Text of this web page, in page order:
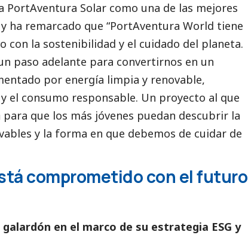
Solar como una de las mejores
ha remarcado que “PortAventura World tiene
con la sostenibilidad y el cuidado del planeta.
paso adelante para convertirnos en un
por energía limpia y renovable,
el consumo responsable. Un proyecto al que
que los más jóvenes puedan descubrir la
y la forma en que debemos de cuidar de
comprometido con el futuro
en el marco de su estrategia ESG y